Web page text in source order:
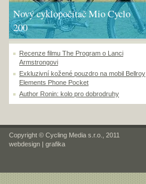
Nový cyklopočítač Mio Cyclo
200
Recenze filmu The Program o Lanci
Armstrongovi
Exkluzivní kožené pouzdro na mobil Bellroy
Elements Phone Pocket
Author Ronin: kolo pro dobrodruhy
Copyright © Cycling Media s.r.o., 2011
webdesign | grafika